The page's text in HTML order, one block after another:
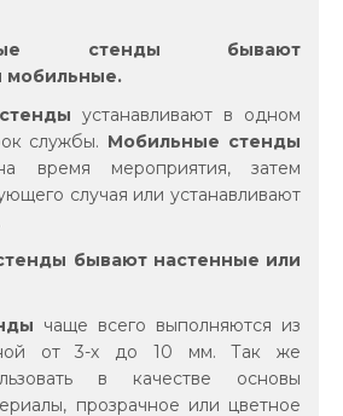
стенды бывают
мобильные.
устанавливают в одном
службы. Мобильные стенды
время мероприятия, затем
случая или устанавливают
бывают настенные или
чаще всего выполняются из
от 3-х до 10 мм. Так же
в качестве основы
прозрачное или цветное